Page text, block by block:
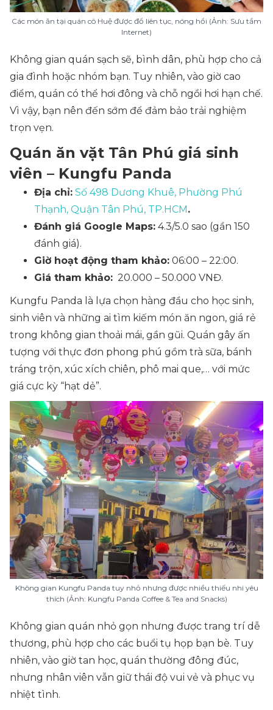
Các món ăn tại quán cô Huệ được đổ liên tục, nóng hổi (Ảnh: Sưu tầm
Internet)
Không gian quán sạch sẽ, bình dân, phù hợp cho cả
gia đình hoặc nhóm bạn. Tuy nhiên, vào giờ cao
điểm, quán có thể hơi đông và chỗ ngồi hơi hạn chế.
Vì vậy, bạn nên đến sớm để đảm bảo trải nghiệm
trọn vẹn.
Quán ăn vặt Tân Phú giá sinh
viên – Kungfu Panda
Địa chỉ: Số 498 Dương Khuê, Phường Phú
Thạnh, Quận Tân Phú, TP.HCM.
Đánh giá Google Maps: 4.3/5.0 sao (gần 150
đánh giá).
Giờ hoạt động tham khảo: 06:00 – 22:00.
Giá tham khảo: 20.000 – 50.000 VNĐ.
Kungfu Panda là lựa chọn hàng đầu cho học sinh,
sinh viên và những ai tìm kiếm món ăn ngon, giá rẻ
trong không gian thoải mái, gần gũi. Quán gây ấn
tượng với thực đơn phong phú gồm trà sữa, bánh
tráng trộn, xúc xích chiên, phô mai que,… với mức
giá cực kỳ “hạt dẻ”.
Không gian Kungfu Panda tuy nhỏ nhưng được nhiều thiếu nhi yêu
thích (Ảnh: Kungfu Panda Coffee & Tea and Snacks)
Không gian quán nhỏ gọn nhưng được trang trí dễ
thương, phù hợp cho các buổi tụ họp bạn bè. Tuy
nhiên, vào giờ tan học, quán thường đông đúc,
nhưng nhân viên vẫn giữ thái độ vui vẻ và phục vụ
nhiệt tình.